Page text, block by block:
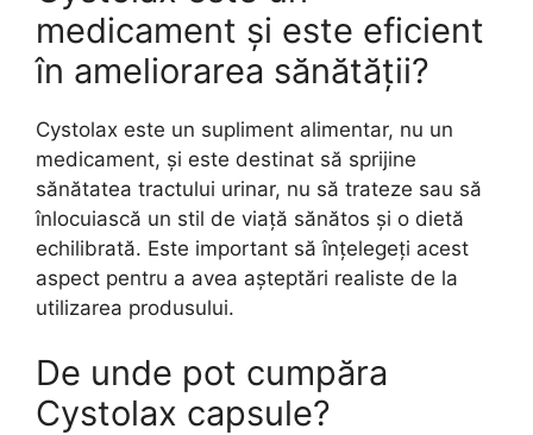
medicament și este eficient
în ameliorarea sănătății?
Cystolax este un supliment alimentar, nu un
medicament, și este destinat să sprijine
sănătatea tractului urinar, nu să trateze sau să
înlocuiască un stil de viață sănătos și o dietă
echilibrată. Este important să înțelegeți acest
aspect pentru a avea așteptări realiste de la
utilizarea produsului.
De unde pot cumpăra
Cystolax capsule?